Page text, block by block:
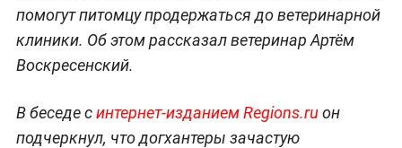
помогут питомцу продержаться до ветеринарной
клиники. Об этом рассказал ветеринар Артём
Воскресенский.
В беседе синтернет-изданием Regions.ruон
подчеркнул, что догхантеры зачастую